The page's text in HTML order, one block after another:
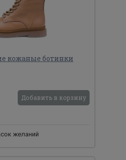
кожаные ботинки
Добавить в корзину
желаний